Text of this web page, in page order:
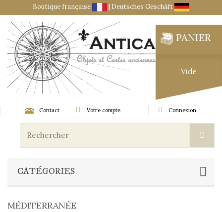
Boutique française | Deutsches Geschäft
PANIER
Vide
Connexion
Votre compte
Contact
CATÉGORIES
MÉDITERRANÉE